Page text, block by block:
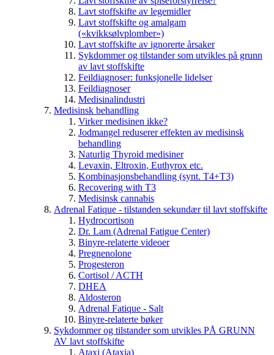
Lavt stoffskifte av legemidler
Lavt stoffskifte og amalgam
(«kvikksølvplomber»)
Lavt stoffskifte av ignorerte årsaker
Sykdommer og tilstander som utvikles på grunn
av lavt stoffskifte
Feildiagnoser: funksjonelle lidelser
Feildiagnoser
Medisinalindustri
Medisinsk behandling
Virker medisinen ikke?
Jodmangel reduserer effekten av medisinsk
behandling
Naturlig Thyroid medisiner
Levaxin, Eltroxin, Euthyrox etc.
Kombinasjonsbehandling (synt. T4+T3)
Recovering with T3
Medisinsk cannabis
Adrenal Fatique - tilstanden sekundær til lavt stoffskifte
Hydrocortison
Dr. Lam (Adrenal Fatigue Center)
Binyre-relaterte videoer
Pregnenolone
Progesteron
Cortisol / ACTH
DHEA
Aldosteron
Adrenal Fatique - Salt
Binyre-relaterte bøker
Sykdommer og tilstander som utvikles PÅ GRUNN
AV lavt stoffskifte
Ataxi (Ataxia)